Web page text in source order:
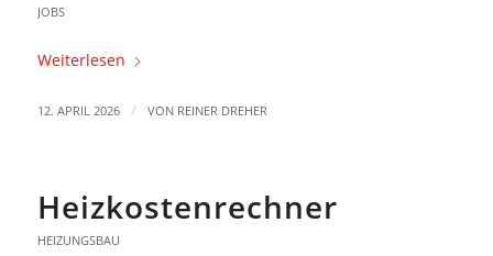
JOBS
Weiterlesen
12. APRIL 2026 / VON REINER DREHER
Heizkostenrechner
HEIZUNGSBAU